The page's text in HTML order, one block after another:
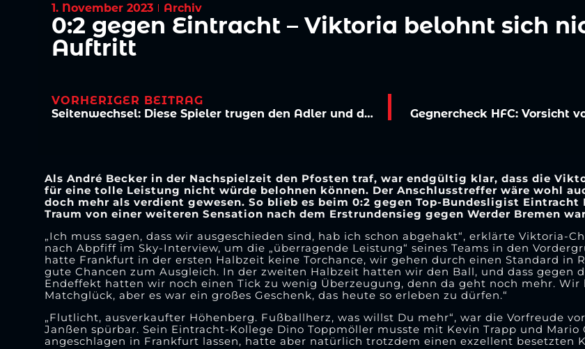
1. November 2023 Archiv
0:2 gegen Eintracht – Viktoria belohnt sich
Auftritt
VORHERIGER BEITRAG
Seitenwechsel: Diese Spieler trugen den Adler und das V auf der Brust
Gegnercheck HFC: Vorsicht
Als André Becker in der Nachspielzeit den Pfosten traf, war endgültig klar, dass die
für eine tolle Leistung nicht würde belohnen können. Der Anschlusstreffer wäre wohl
doch mehr als verdient gewesen. So blieb es beim 0:2 gegen Top-Bundesligist Eintracht
Traum von einer weiteren Sensation nach dem Erstrundensieg gegen Werder Bremen
„Ich muss sagen, dass wir ausgeschieden sind, hab ich schon abgehakt“, erklärte Viktoria-
nach Abpfiff im Sky-Interview, um die „überragende Leistung“ seines Teams in den
hatte Frankfurt in der ersten Halbzeit keine Torchance, wir gehen durch einen Standard in
gute Chancen zum Ausgleich. In der zweiten Halbzeit hatten wir den Ball, und dass gegen
Endeffekt hatten wir noch einen Tick zu wenig Überzeugung, denn da geht noch mehr.
Matchglück, aber es war ein großes Geschenk, das heute so erleben zu dürfen.“
„Flutlicht, ausverkaufter Höhenberg. Fußballherz, was willst Du mehr“, war die Vorfreude
Janßen spürbar. Sein Eintracht-Kollege Dino Toppmöller musste mit Kevin Trapp und Mario
angeschlagen in Frankfurt lassen, hatte aber natürlich trotzdem einen exzellent besetzten